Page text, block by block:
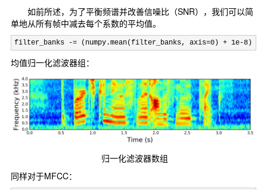
如前所述，为了平衡频谱并改善信噪比（SNR），我们可以简
单地从所有帧中减去每个系数的平均值。
filter_banks -= (numpy.mean(filter_banks, axis=0) + 1e-8)
均值归一化滤波器组：
归一化滤波器数组
同样对于MFCC：